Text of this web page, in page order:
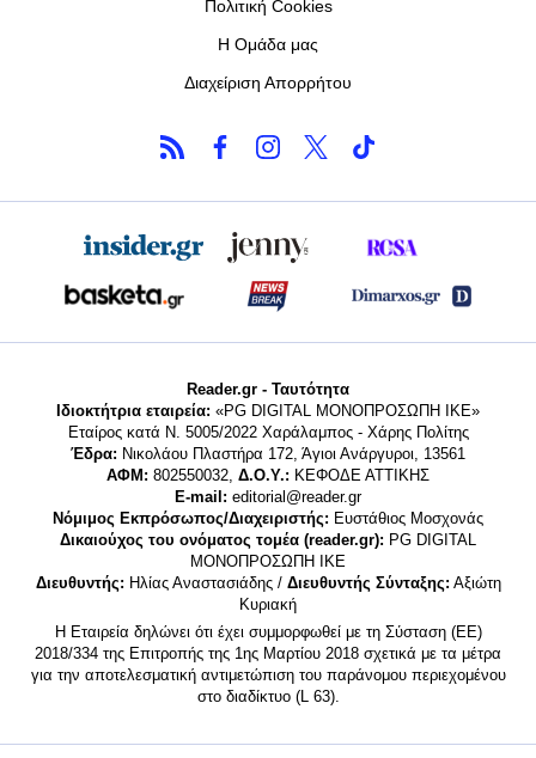
Πολιτική Cookies
Η Ομάδα μας
Διαχείριση Απορρήτου
Reader.gr - Ταυτότητα
Ιδιοκτήτρια εταιρεία: «PG DIGITAL MONΟΠΡΟΣΩΠΗ ΙΚΕ»
Εταίρος κατά Ν. 5005/2022 Χαράλαμπος - Χάρης Πολίτης
Έδρα: Νικολάου Πλαστήρα 172, Άγιοι Ανάργυροι, 13561
ΑΦΜ: 802550032, Δ.Ο.Υ.: ΚΕΦΟΔΕ ΑΤΤΙΚΗΣ
E-mail: editorial@reader.gr
Νόμιμος Εκπρόσωπος/Διαχειριστής: Ευστάθιος Μοσχονάς
Δικαιούχος του ονόματος τομέα (reader.gr): PG DIGITAL
MONΟΠΡΟΣΩΠΗ ΙΚΕ
Διευθυντής: Ηλίας Αναστασιάδης / Διευθυντής Σύνταξης: Αξιώτη
Κυριακή
Η Εταιρεία δηλώνει ότι έχει συμμορφωθεί με τη Σύσταση (ΕΕ)
2018/334 της Επιτροπής της 1ης Μαρτίου 2018 σχετικά με τα μέτρα
για την αποτελεσματική αντιμετώπιση του παράνομου περιεχομένου
στο διαδίκτυο (L 63).